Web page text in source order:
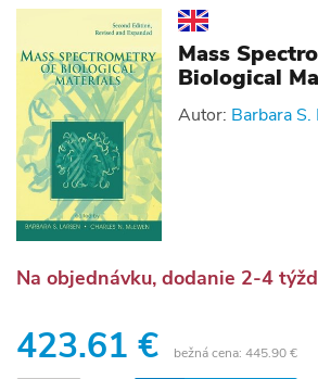
Mass
Biological
Autor: Barbara S.
Na objednávku, dodanie 2-4
423.61 € bežná cena: 445.90 €